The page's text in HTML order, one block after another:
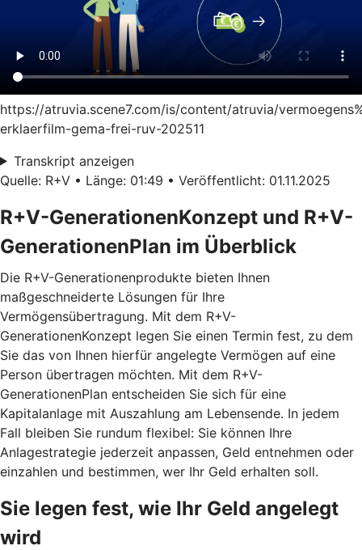
https://atruvia.scene7.com/is/content/atruvia/
erklaerfilm-gema-frei-ruv-202511
Transkript anzeigen
Quelle: R+V • Länge: 01:49 • Veröffentlicht: 01.11.2025
R+V-GenerationenKonzept und R+V-
GenerationenPlan im Überblick
Die R+V-Generationenprodukte bieten Ihnen
maßgeschneiderte Lösungen für Ihre
Vermögensübertragung. Mit dem R+V-
GenerationenKonzept legen Sie einen Termin fest, zu dem
Sie das von Ihnen hierfür angelegte Vermögen auf eine
Person übertragen möchten. Mit dem R+V-
GenerationenPlan entscheiden Sie sich für eine
Kapitalanlage mit Auszahlung am Lebensende. In jedem
Fall bleiben Sie rundum flexibel: Sie können Ihre
Anlagestrategie jederzeit anpassen, Geld entnehmen oder
einzahlen und bestimmen, wer Ihr Geld erhalten soll.
Sie legen fest, wie Ihr Geld angelegt
wird